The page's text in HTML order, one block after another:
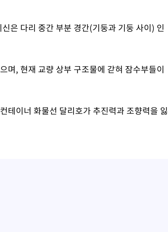
은 다리 중간 부분 경간(기둥과 기둥 사이) 인
며, 현재 교량 상부 구조물에 갇혀 잠수부들이
테이너 화물선 달리호가 추진력과 조향력을 잃